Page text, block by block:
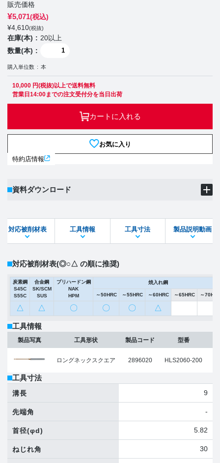
販売価格
¥5,071(税込)
¥4,610(税抜)
在庫(本)
20以上
数量(本)
購入単位数 本
10,000 円(税抜)以上で送料無料
営業日14:00までの注文受付分を当日出荷
カートに入れる
お気に入り
特約店情報
資料ダウンロード
STEPファイル DXFファイル
対応被削材表 工具情報 工具寸法 製品説明動画
対応被削材表(◎○△ の順に推奨)
炭素鋼
S45C
S55C
合金鋼
SK/SCM
SUS
プリハードン鋼
NAK
HPM
焼入れ鋼
～50HRC ～55HRC ～60HRC ～65HRC ～
△ △ 〇 〇 〇 △
工具情報
製品写真 工具形状
ロングネックスクエア
製品コード
2896020
型番
HLS2060-200
工具寸法
溝長 9
先端角 -
首径(φd) 5.82
ねじれ角 30